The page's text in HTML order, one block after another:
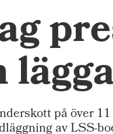
på över
av LSS-